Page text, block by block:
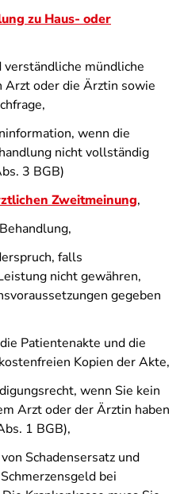
zu Haus- oder
mündliche
Arzt oder die Ärztin sowie
wenn die
nicht vollständig
3 BGB)
Zweitmeinung,
falls
nicht gewähren,
gegeben
Patientenakte und die
Kopien der Akte,
wenn Sie kein
Arzt oder der Ärztin haben
1 BGB),
Schadensersatz und
bei